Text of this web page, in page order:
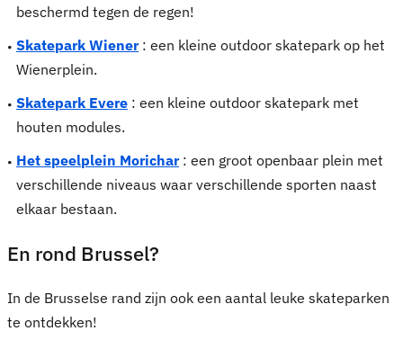
beschermd tegen de regen!
Skatepark Wiener: een kleine outdoor skatepark op het
Wienerplein.
Skatepark Evere : een kleine outdoor skatepark met
houten modules.
Het speelplein Morichar: een groot openbaar plein met
verschillende niveaus waar verschillende sporten naast
elkaar bestaan.
En rond Brussel?
In de Brusselse rand zijn ook een aantal leuke skateparken
te ontdekken!